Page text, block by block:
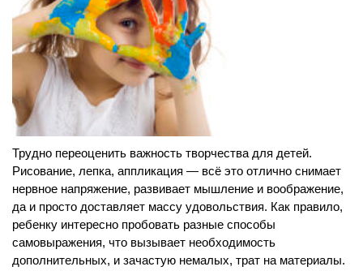
Трудно переоценить важность творчества для детей.
Рисование, лепка, аппликация — всё это отлично снимает
нервное напряжение, развивает мышление и воображение,
да и просто доставляет массу удовольствия. Как правило,
ребенку интересно пробовать разные способы
самовыражения, что вызывает необходимость
дополнительных, и зачастую немалых, трат на материалы.